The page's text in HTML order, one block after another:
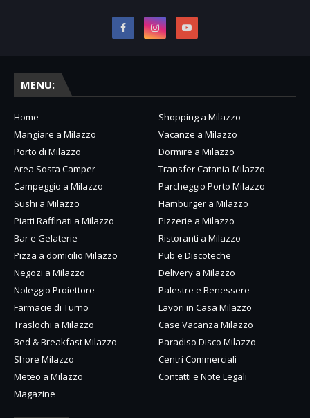
MENU:
Home
Shopping a Milazzo
Mangiare a Milazzo
Vacanze a Milazzo
Porto di Milazzo
Dormire a Milazzo
Area Sosta Camper
Transfer Catania-Milazzo
Campeggio a Milazzo
Parcheggio Porto Milazzo
Sushi a Milazzo
Hamburger a Milazzo
Piatti Raffinati a Milazzo
Pizzerie a Milazzo
Bar e Gelaterie
Ristoranti a Milazzo
Pizza a domicilio Milazzo
Pub e Discoteche
Negozi a Milazzo
Delivery a Milazzo
Noleggio Proiettore
Palestre e Benessere
Farmacie di Turno
Lavori in Casa Milazzo
Traslochi a Milazzo
Case Vacanza Milazzo
Bed & Breakfast Milazzo
Paradiso Disco Milazzo
Shore Milazzo
Centri Commerciali
Meteo a Milazzo
Contatti e Note Legali
Magazine